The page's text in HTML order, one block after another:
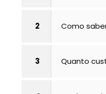
2 Como
3 Quanto